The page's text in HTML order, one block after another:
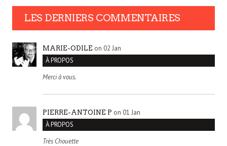
LES DERNIERS COMMENTAIRES
MARIE-ODILE on 02 Jan
À PROPOS
Merci à vous.
PIERRE-ANTOINE P on 01 Jan
À PROPOS
Très Chouette